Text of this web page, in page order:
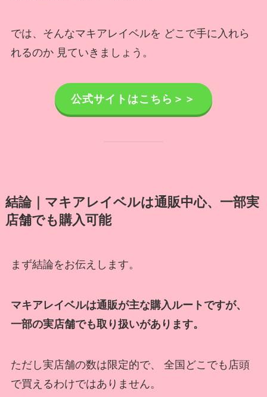
では、そんなマキアレイベルを どこで手に入れら
れるのか 見ていきましょう。
公式サイトはこちら＞＞
結論｜マキアレイベルは通販中心、一部実
店舗でも購入可能
まず結論をお伝えします。
マキアレイベルは通販が主な購入ルートですが、
一部の実店舗でも取り扱いがあります。
ただし実店舗の数は限定的で、 全国どこでも店頭
で買えるわけではありません。